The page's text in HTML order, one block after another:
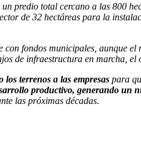
predio total cercano a las 800
de 32 hectáreas para la
con fondos municipales,
de infraestructura en marcha,
los terrenos a las empresas para
productivo, generando un
las próximas décadas.